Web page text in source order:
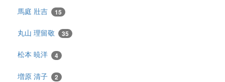
馬庭 壯吉 15
丸山 理留敬 35
松本 暁洋 4
増原 清子 2